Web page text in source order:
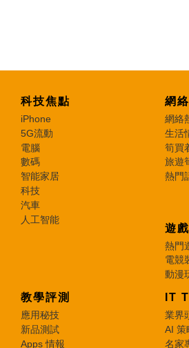
科技焦點
iPhone
5G流動
電腦
數碼
智能家居
科技
汽車
人工智能
網
網絡
生活
筍買
旅遊
熱門
遊
熱門
電競
動漫
教學評測
應用秘技
新品測試
Apps 情報
IT
業界
AI 策
名家